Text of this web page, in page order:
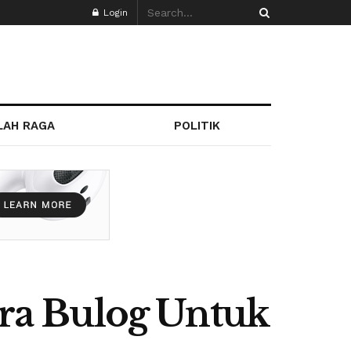
Login
RAGA POLITIK
Bulog Untuk